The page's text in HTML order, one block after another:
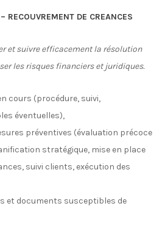
RECOUVREMENT DE CREANCES
et suivre efficacement la résolution
les risques financiers et juridiques.
cours (procédure, suivi,
éventuelles),
préventives (évaluation précoce
stratégique, mise en place
suivi clients, exécution des
et documents susceptibles de